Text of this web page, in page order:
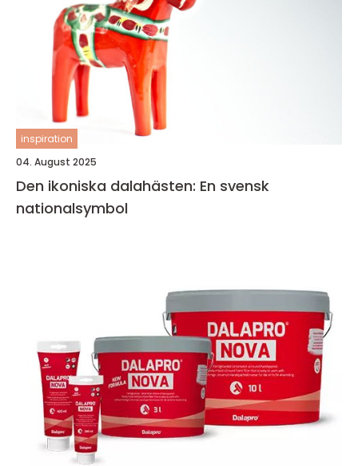
inspiration
04. August 2025
Den ikoniska dalahästen: En svensk
nationalsymbol